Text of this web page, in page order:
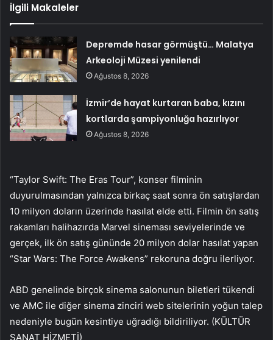
İlgili Makaleler
Depremde hasar görmüştü… Malatya
Arkeoloji Müzesi yenilendi
Ağustos 8, 2026
İzmir’de hayat kurtaran baba, kızını
kortlarda şampiyonluğa hazırlıyor
Ağustos 8, 2026
“Taylor Swift: The Eras Tour”, konser filminin
duyurulmasından yalnızca birkaç saat sonra ön satışlardan
10 milyon doların üzerinde hasılat elde etti. Filmin ön satış
rakamları halihazırda Marvel sineması seviyelerinde ve
gerçek, ilk ön satış gününde 20 milyon dolar hasılat yapan
“Star Wars: The Force Awakens” rekoruna doğru ilerliyor.
ABD genelinde birçok sinema salonunun biletleri tükendi
ve AMC ile diğer sinema zinciri web sitelerinin yoğun talep
nedeniyle bugün kesintiye uğradığı bildiriliyor. (KÜLTÜR
SANAT HİZMETİ)